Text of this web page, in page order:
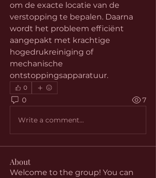
om de exacte locatie van de
verstopping te bepalen. Daarna
wordt het probleem efficiënt
aangepakt met krachtige
hogedrukreiniging of
mechanische
ontstoppingsapparatuur.
0
0 7
Write a comment...
About
Welcome to the group! You can